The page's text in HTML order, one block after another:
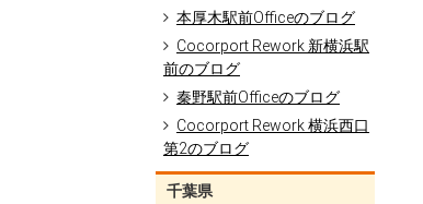
本厚木駅前Officeのブログ
Cocorport Rework 新横浜駅
前のブログ
秦野駅前Officeのブログ
Cocorport Rework 横浜西口
第2のブログ
千葉県